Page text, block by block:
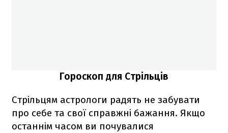
Гороскоп для Стрільців
Стрільцям астрологи радять не забувати
про себе та свої справжні бажання. Якщо
останнім часом ви почувалися